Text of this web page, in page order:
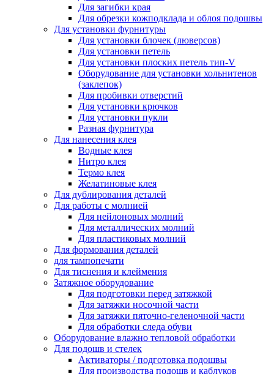
Для загибки края
Для обрезки кожподклада и облоя подошвы
Для установки фурнитуры
Для установки блочек (люверсов)
Для установки петель
Для установки плоских петель тип-V
Оборудование для установки хольнитенов
(заклепок)
Для пробивки отверстий
Для установки крючков
Для установки пукли
Разная фурнитура
Для нанесения клея
Водные клея
Нитро клея
Термо клея
Желатиновые клея
Для дублирования деталей
Для работы с молнией
Для нейлоновых молний
Для металлических молний
Для пластиковых молний
Для формования деталей
для тампопечати
Для тиснения и клеймения
Затяжное оборудование
Для подготовки перед затяжкой
Для затяжки носочной части
Для затяжки пяточно-геленочной части
Для обработки следа обуви
Оборудование влажно тепловой обработки
Для подошв и стелек
Активаторы / подготовка подошвы
Для производства подошв и каблуков